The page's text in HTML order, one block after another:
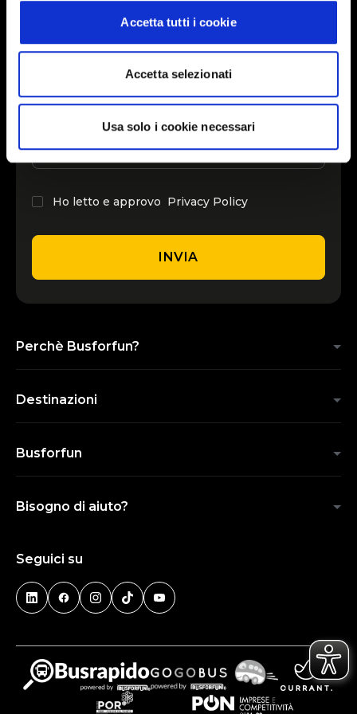
Accetta tutti i cookie
Accetta selezionati
Usa solo i cookie necessari
INSERISCI IL TUO NOME
INSERISCI LA TUA EMAIL
Ho letto e approvo Privacy Policy
INVIA
Perchè Busforfun?
Destinazioni
Busforfun
Bisogno di aiuto?
Seguici su